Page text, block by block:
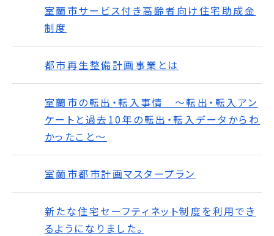
室蘭市サービス付き高齢者向け住宅助成金
制度
都市再生整備計画事業とは
室蘭市の転出・転入事情 ～転出・転入アン
ケートと過去10年の転出・転入データからわ
かったこと～
室蘭市都市計画マスタープラン
新たな住宅セーフティネット制度を利用でき
るようになりました。